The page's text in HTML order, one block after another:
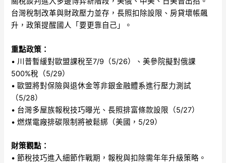
台灣稅制改革與財政壓力並存，長照扣除設限、房貸壞帳飆
升，政策提醒國人「要更靠自己」。
重點政策：
• 川普暫緩對歐盟課稅至7/9（5/26）、美參院擬對俄課
500%稅（5/29）
• 歐盟將對保險與退休金等非銀金融體系進行壓力測試
（5/28）
• 台灣多屋族報稅技巧曝光、長照排富條款設限（5/27）
• 燃煤電廠排碳限制將被鬆綁（美國，5/29）
財策觀點：
• 節稅技巧進入細節作戰期，報稅與扣除需年年升級策略。